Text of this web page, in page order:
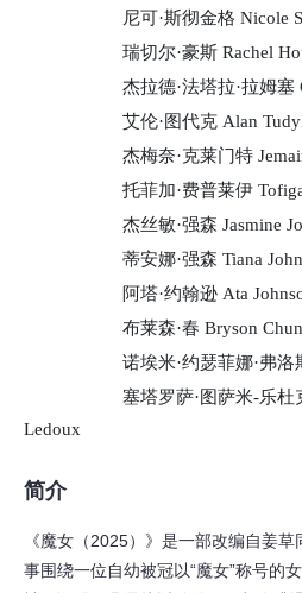
尼可·斯彻金格 Nicole
瑞切尔·豪斯 Rachel
杰拉德·法塔拉·拉姆塞
艾伦·图代克 Alan
杰梅奈·克莱门特 Jemaine
托菲加·费普莱伊 Tofiga
杰丝敏·强森 Jasmine
蒂安娜·强森 Tiana
阿塔·约翰逊 Ata
布莱森·春 Bryson Chun
诺埃米·约瑟菲娜·弗洛斯
塞塔罗萨·图萨米-乐杜克斯
Ledoux
简介
《魔女（2025）》是一部改编自姜
事围绕一位自幼被冠以“魔女”称号的